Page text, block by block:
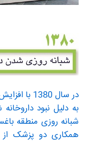
در سال
به دلیل نبود
شبانه روزی منطقه
همکاری دو پزشک از